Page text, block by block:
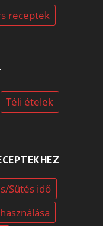
receptek
Téli ételek
Sütés idő